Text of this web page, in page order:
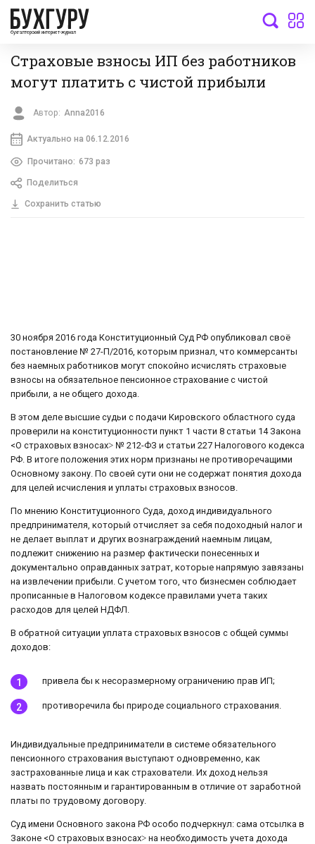
бухгалтерский интернет-журнал
Страховые взносы ИП без работников
могут платить с чистой прибыли
Автор: Anna2016
Актуально на 06.12.2016
Прочитано: 673 раз
Поделиться
Сохранить статью
30 ноября 2016 года Конституционный Суд РФ опубликовал своё
постановление № 27-П/2016, которым признал, что коммерсанты
без наемных работников могут спокойно исчислять страховые
взносы на обязательное пенсионное страхование с чистой
прибыли, а не общего дохода.
В этом деле высшие судьи с подачи Кировского областного суда
проверили на конституционности пункт 1 части 8 статьи 14 Закона
<О страховых взносах˃ № 212-ФЗ и статьи 227 Налогового кодекса
РФ. В итоге положения этих норм признаны не противоречащими
Основному закону. По своей сути они не содержат понятия дохода
для целей исчисления и уплаты страховых взносов.
По мнению Конституционного Суда, доход индивидуального
предпринимателя, который отчисляет за себя подоходный налог и
не делает выплат и других вознаграждений наемным лицам,
подлежит снижению на размер фактически понесенных и
документально оправданных затрат, которые напрямую завязаны
на извлечении прибыли. С учетом того, что бизнесмен соблюдает
прописанные в Налоговом кодексе правилами учета таких
расходов для целей НДФЛ.
В обратной ситуации уплата страховых взносов с общей суммы
доходов:
привела бы к несоразмерному ограничению прав ИП;
противоречила бы природе социального страхования.
Индивидуальные предприниматели в системе обязательного
пенсионного страхования выступают одновременно, как
застрахованные лица и как страхователи. Их доход нельзя
назвать постоянным и гарантированным в отличие от заработной
платы по трудовому договору.
Суд имени Основного закона РФ особо подчеркнул: сама отсылка в
Законе <О страховых взносах˃ на необходимость учета дохода